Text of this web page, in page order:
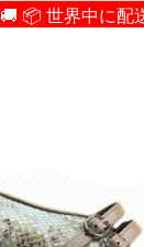
🚚 📦 世界中に配